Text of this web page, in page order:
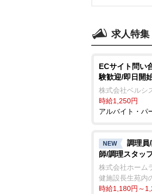
求人特集
ECサイト問い
験歓迎/即日開
株式会社ベルシ
時給1,250円
アルバイト・パ
NEW
調理員
師/調理スタッ
株式会社ホーム
健施設長生苑内
時給1,180円～